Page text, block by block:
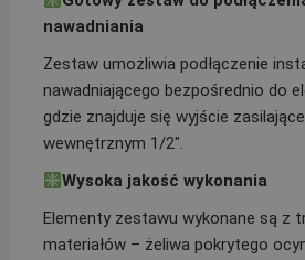
nawadniania
Zestaw umożliwia podłączenie
nawadniającego bezpośrednio do
gdzie znajduje się wyjście
wewnętrznym 1/2″.
Wysoka jakość wykonania
Elementy zestawu wykonane są z
materiałów – żeliwa pokrytego